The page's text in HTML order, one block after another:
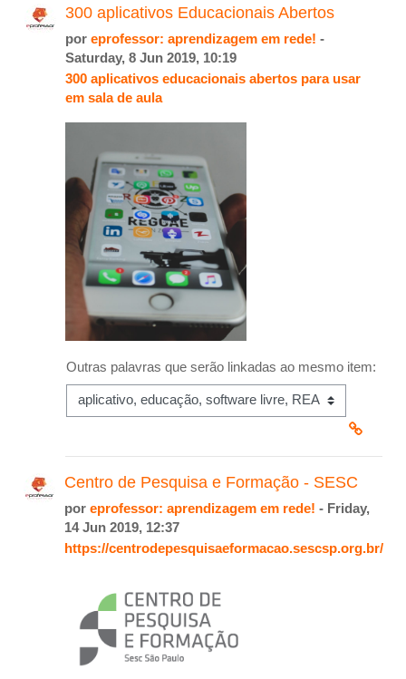
300 aplicativos Educacionais Abertos
por eprofessor: aprendizagem em rede! -
Saturday, 8 Jun 2019, 10:19
300 aplicativos educacionais abertos para usar
em sala de aula
Outras palavras que serão linkadas ao mesmo item:
Centro de Pesquisa e Formação - SESC
por eprofessor: aprendizagem em rede! - Friday,
14 Jun 2019, 12:37
https://centrodepesquisaeformacao.sescsp.org.br/